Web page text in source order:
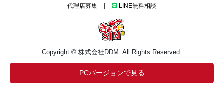
代理店募集 LINE無料相談
Copyright © 株式会社DDM. All Rights Reserved.
PCバージョンで見る